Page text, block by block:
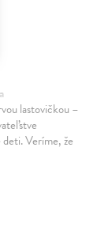
lastovičkou –
Veríme, že